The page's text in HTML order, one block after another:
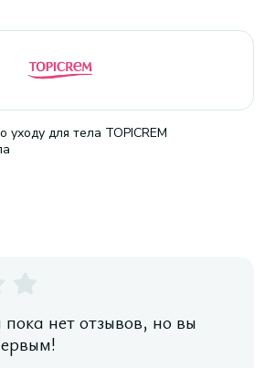
уходу для тела TOPICREM
нет отзывов, но вы